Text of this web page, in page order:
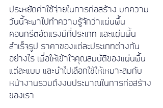
ประหยัดค่าใช้จ่ายในการก่อสร้าง บทความ
วันนี้จะพาไปทำความรู้จักว่าแผ่นพื้น
คอนกรีตอัดแรงมีกี่ประเภท และแผ่นพื้น
สำเร็จรูป ราคาของแต่ละประเภทต่างกัน
อย่างไร เพื่อให้เข้าใจคุณสมบัติของแผ่นพื้น
แต่ละแบบ และนำไปเลือกใช้ให้เหมาะสมกับ
หน้างานรวมถึงงบประมาณในการก่อสร้าง
ของเรา